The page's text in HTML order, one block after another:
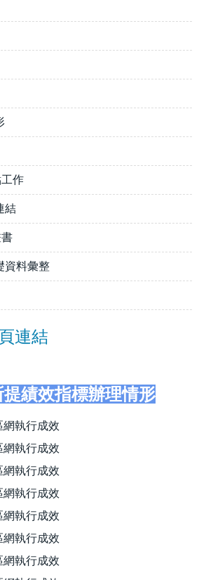
作
結
資料彙整
連結
績效指標辦理情形
網執行成效
網執行成效
網執行成效
網執行成效
網執行成效
網執行成效
網執行成效